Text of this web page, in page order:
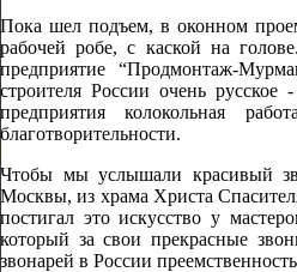
Пока шел подъем, в оконном
рабочей робе, с каской на
предприятие “Продмонтаж-
строителя России очень
предприятия колокольная
благотворительности.
Чтобы мы услышали красивый
Москвы, из храма Христа
постигал это искусство у
который за свои прекрасные
звонарей в России